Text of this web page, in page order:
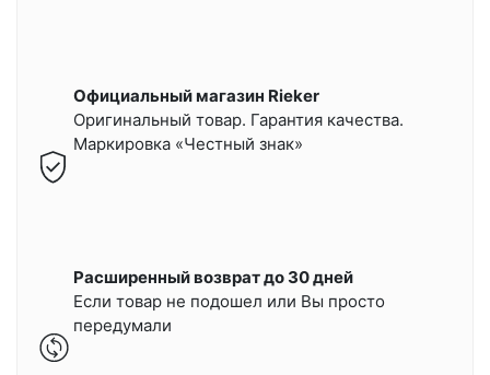
Официальный магазин Rieker
Оригинальный товар. Гарантия качества.
Маркировка «Честный знак»
Расширенный возврат до 30 дней
Если товар не подошел или Вы просто
передумали